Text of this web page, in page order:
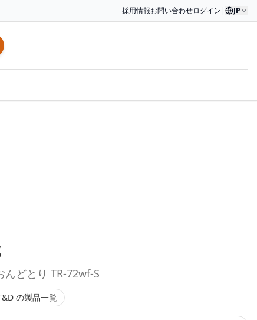
採用情報お問い合わせログイン | JP
どとり TR-72wf-S
の製品一覧